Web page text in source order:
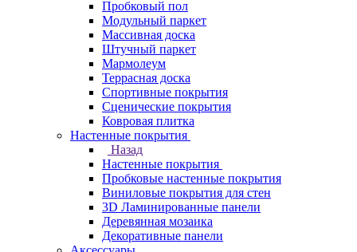
Пробковый пол
Модульный паркет
Массивная доска
Штучный паркет
Мармолеум
Террасная доска
Спортивные покрытия
Сценические покрытия
Ковровая плитка
Настенные покрытия
Назад
Настенные покрытия
Пробковые настенные покрытия
Виниловые покрытия для стен
3D Ламинированные панели
Деревянная мозаика
Декоративные панели